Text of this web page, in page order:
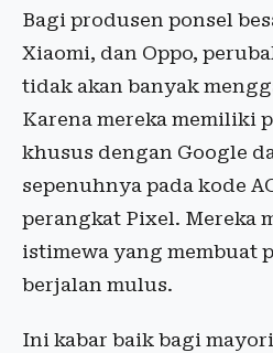
Bagi produsen ponsel
Xiaomi, dan Oppo,
tidak akan banyak
Karena mereka memiliki
khusus dengan Google
sepenuhnya pada kode
perangkat Pixel. Mereka
istimewa yang membuat
berjalan mulus.
Ini kabar baik bagi